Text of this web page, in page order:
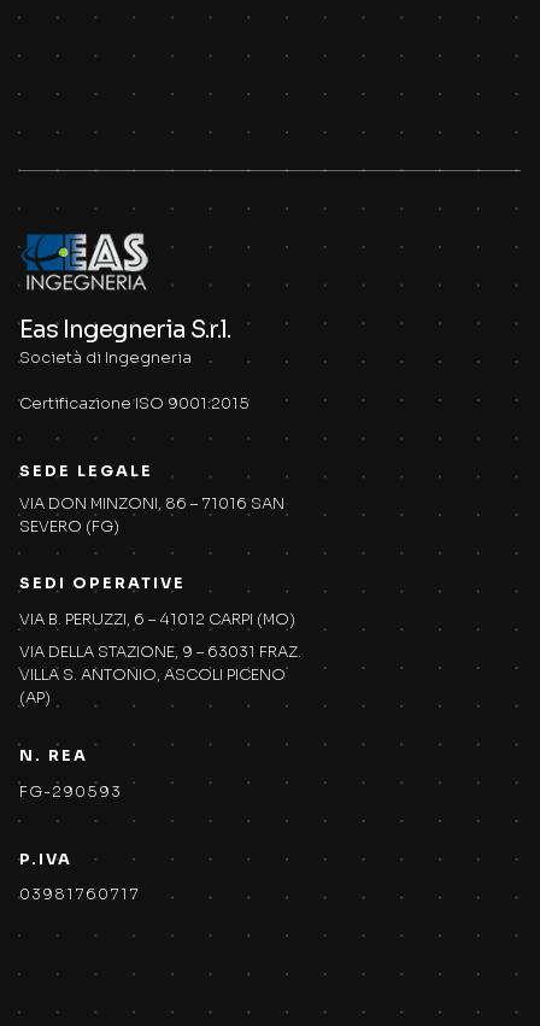
Eas Ingegneria S.r.l.
Società di Ingegneria
Certificazione ISO 9001:2015
SEDE LEGALE
VIA DON MINZONI, 86 – 71016 SAN
SEVERO (FG)
SEDI OPERATIVE
VIA B. PERUZZI, 6 – 41012 CARPI (MO)
VIA DELLA STAZIONE, 9 – 63031 FRAZ.
VILLA S. ANTONIO, ASCOLI PICENO
(AP)
N. REA
FG-290593
P.IVA
03981760717